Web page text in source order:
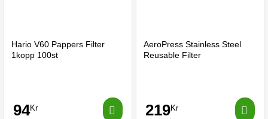
Hario V60 Pappers Filter
1kopp 100st
94Kr
AeroPress Stainless Steel
Reusable Filter
219Kr